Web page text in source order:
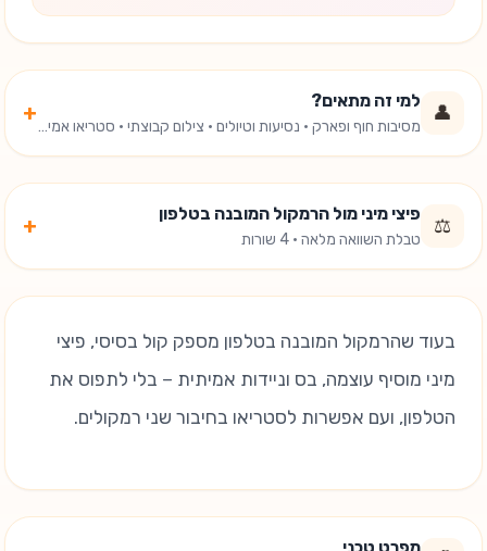
👤
למי זה מתאים?
מסיבות חוף ופארק · נסיעות וטיולים · צילום קבוצתי · סטריאו אמיתי
+
⚖️
פיצי מיני מול הרמקול המובנה בטלפון
טבלת השוואה מלאה · 4 שורות
+
בעוד שהרמקול המובנה בטלפון מספק קול בסיסי, פיצי
מיני מוסיף עוצמה, בס וניידות אמיתית – בלי לתפוס את
הטלפון, ועם אפשרות לסטריאו בחיבור שני רמקולים.